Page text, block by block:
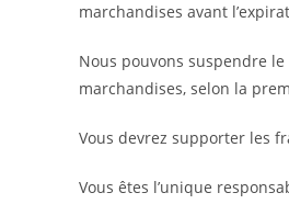
marchandises avant
Nous pouvons suspendre
marchandises, selon la
Vous devrez supporter les
Vous êtes l’unique